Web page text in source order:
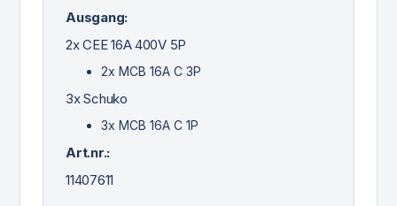
Ausgang:
2x CEE 16A 400V 5P
2x MCB 16A C 3P
3x Schuko
3x MCB 16A C 1P
Art.nr.:
11407611